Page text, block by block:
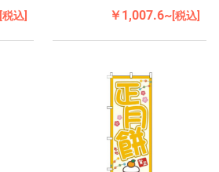
[税込] ￥1,007.6~[税込]